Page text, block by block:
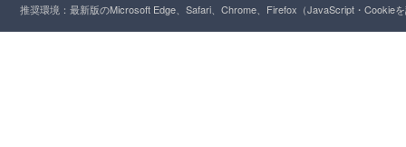
推奨環境：最新版のMicrosoft Edge、Safari、Chrome、Firefox（JavaScript・Cookie